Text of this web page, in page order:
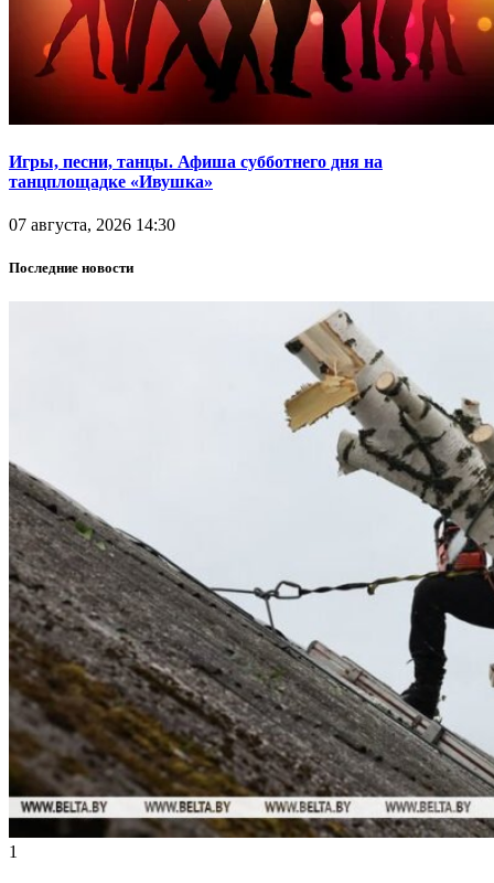
Игры, песни, танцы. Афиша субботнего дня на
танцплощадке «Ивушка»
07 августа, 2026 14:30
Последние новости
1